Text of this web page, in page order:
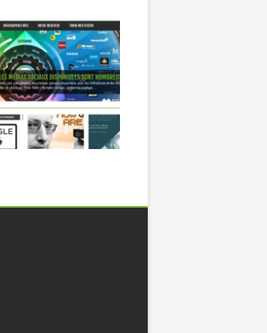
POUR
VOTRE
!
surement déjà posé la
il créer un...